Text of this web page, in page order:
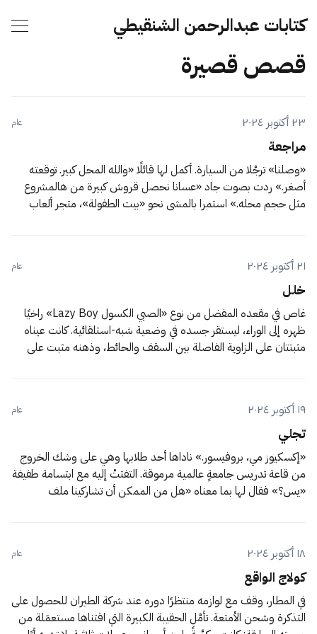
كتابات عبدالرحمن الشنقيطي
قصص قصيرة
٢٣ أكتوبر ٢٠٢٤ عام
مراجعة
«وصلنا» ترجَّلا من السيارة. أكمل لها قائلًا «والله المحل كبير. توقعته
أصغر.» ردت بصوت جاد «عسانا نحصل قروش كبيرة من هالمشروع
مثل حجم محله.» استمرا بالمشي نحو «بيت الطفولة»، متجر ألعاب
٢١ أكتوبر ٢٠٢٤
عام
خلل
غاص في مقعده المفضل من نوع «الصبي الكسول Lazy Boy» راخيًا
ظهره إلى الوراء، ليستقر جسده في وضعية شبه-استلقائية. كانت عيناه
مثبتتان على الزاوية الفاصلة بين السقف والحائط، وذهنه مثبت على
١٩ أكتوبر ٢٠٢٤
عام
تجلي
«إكسكيوز مي، بروفيسور.» ناداها أحد طلابها وهي على وشك الخروج
من قاعة تدريس جامعةٍ عالمية مرموقة. التفتتْ إليه مع ابتسامة طفيفة
«يس؟» فقال لها بما معناه «هل من الممكن أن تشاركينا ملف
١٨ أكتوبر ٢٠٢٤
عام
كولاج الواقع
في المطار، وقف مع لوازمه منتظرًا دوره عند شركة الطيران للحصول على
التذكرة وشحن الأمتعة. تأمَّل الحقيبة الكبيرة التي اقتناها مستعمَلة من